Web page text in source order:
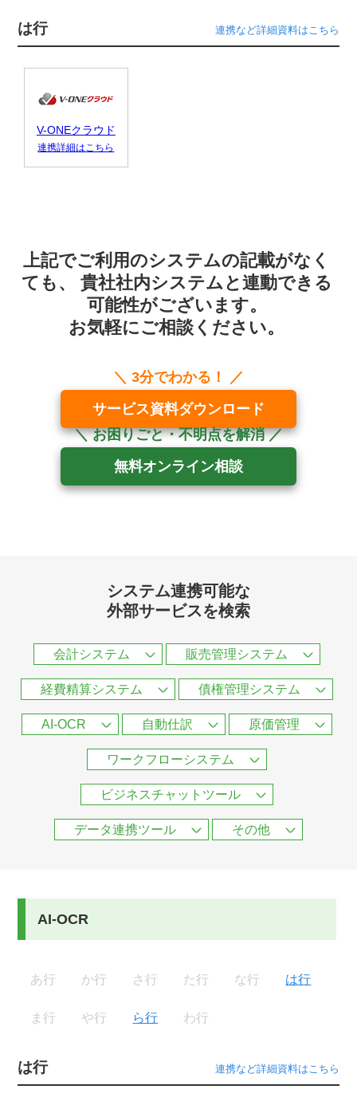
は行 連携など詳細資料はこちら
V-ONEクラウド
連携詳細はこちら
上記でご利用のシステムの記載がなく
ても、
貴社社内システムと連動できる
可能性がございます。
お気軽にご相談ください。
サービス資料ダウンロード
無料オンライン相談
システム連携可能な
外部サービスを検索
会計システム 販売管理システム
経費精算システム 債権管理システム
AI-OCR 自動仕訳 原価管理
ワークフローシステム
ビジネスチャットツール
データ連携ツール その他
AI-OCR
あ行 か行 さ行 た行 な行 は行
ま行 や行 ら行 わ行
は行 連携など詳細資料はこちら